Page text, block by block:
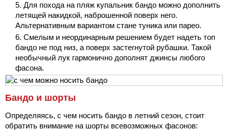
Для похода на пляж купальник бандо можно дополнить
летящей накидкой, наброшенной поверх него.
Альтернативным вариантом стане туника или парео.
Смелым и неординарным решением будет надеть топ
бандо не под низ, а поверх застегнутой рубашки. Такой
необычный лук гармонично дополнят джинсы любого
фасона.
Бандо и шорты
Определяясь, с чем носить бандо в летний сезон, стоит
обратить внимание на шорты всевозможных фасонов: